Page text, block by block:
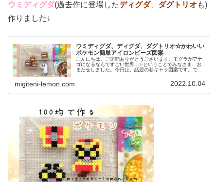
ウミディグダ(過去作に登場したディグダ、 ダグトリオ も)
作りました↓
ウミディグダ、ディグダ、ダグトリオ☆かわいい
ポケモン簡単アイロンビーズ図案
こんにちは。ご訪問ありがとうございます。モグラがアナ
ゴになるなんてすごい世界…✨ということでみなさま、お
またせしました。今日は、話題の新キャラ図案です。で
migiteni-lemon.com 2022.10.04